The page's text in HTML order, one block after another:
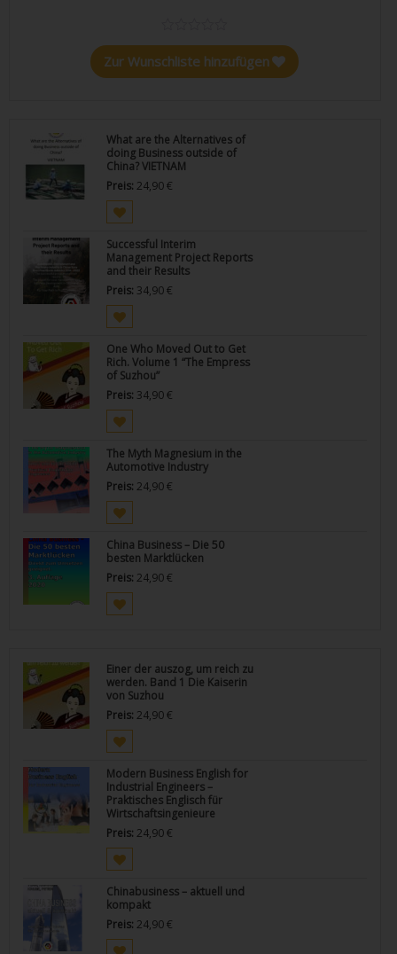
Zur Wunschliste hinzufügen
What are the Alternatives of
doing Business outside of
China? VIETNAM
Preis: 24,90€
Successful Interim
Management Project Reports
and their Results
Preis: 34,90€
One Who Moved Out to Get
Rich. Volume 1 “The Empress
of Suzhou”
Preis: 34,90€
The Myth Magnesium in the
Automotive Industry
Preis: 24,90€
China Business – Die 50
besten Marktlücken
Preis: 24,90€
Einer der auszog, um reich zu
werden. Band 1 Die Kaiserin
von Suzhou
Preis: 24,90€
Modern Business English for
Industrial Engineers –
Praktisches Englisch für
Wirtschaftsingenieure
Preis: 24,90€
Chinabusiness – aktuell und
kompakt
Preis: 24,90€